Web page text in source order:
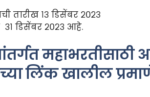
तारीख १३ डिसेंबर २०२३
डिसेंबर २०२३ आहे.
महाभरतीसाठी
लिंक खालील